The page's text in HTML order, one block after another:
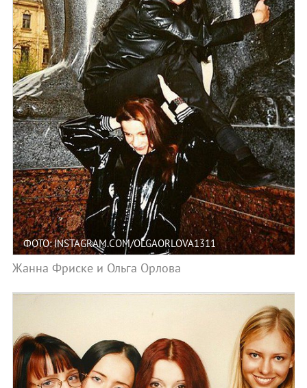
ФОТО: INSTAGRAM.COM/OLGAORLOVA1311
Жанна Фриске и Ольга Орлова